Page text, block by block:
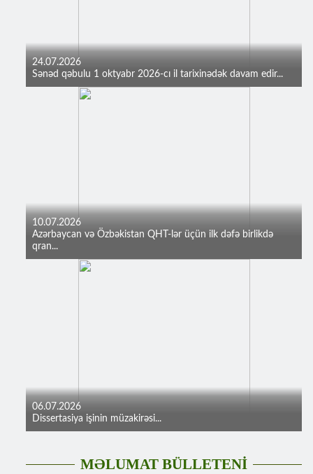
24.07.2026
Sənəd qəbulu 1 oktyabr 2026-cı il tarixinədək davam edir...
10.07.2026
Azərbaycan və Özbəkistan QHT-lər üçün ilk dəfə birlikdə
qran...
06.07.2026
Dissertasiya işinin müzakirəsi...
MƏLUMAT BÜLLETENİ